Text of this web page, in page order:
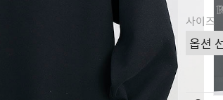
사이즈